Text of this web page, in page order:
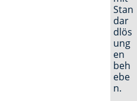
Stan
dar
dlös
ung
en
beh
ebe
n.